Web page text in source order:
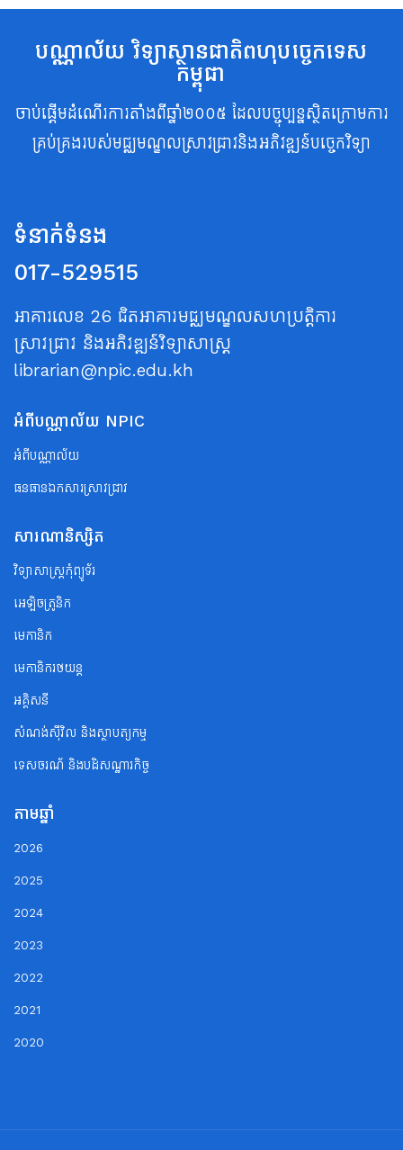
បណ្ណាល័យ វិទ្យាស្ថានជាតិពហុបច្ចេកទេស
កម្ពុជា
ចាប់ផ្តើមដំណើរការតាំងពីឆ្នាំ២០០៥ ដែលបច្ចុប្បន្នស្ថិតក្រោមការ
គ្រប់គ្រងរបស់មជ្ឈមណ្ឌលស្រាវជ្រាវនិងអភិវឌ្ឍន៍បច្ចេកវិទ្យា
ទំនាក់ទំនង
017-529515
អាគារលេខ 26 ជិតអាគារមជ្ឈមណ្ឌលសហប្រត្តិការ
ស្រាវជ្រាវ និងអភិវឌ្ឍន៍វិទ្យាសាស្ត្រ
librarian@npic.edu.kh
អំពីបណ្ណាល័យ NPIC
អំពីបណ្ណាល័យ
ធនធានឯកសារស្រាវជ្រាវ
សារណានិស្សិត
វិទ្យាសាស្ត្រកុំព្យូទ័រ
អេឡិចត្រូនិក
មេកានិក
មេកានិករថយន្ត
អគ្គិសនី
សំណង់ស៊ីវិល និងស្ថាបត្យកម្ម
ទេសចរណ័ និងបដិសណ្ឋារកិច្ច
តាមឆ្នាំ
2026
2025
2024
2023
2022
2021
2020